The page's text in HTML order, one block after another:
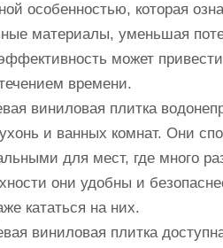
особенностью, которая
материалы, уменьшая
может
времени.
виниловая плитка
и ванных комнат. Они
для мест, где много
они удобны и
кататься на них.
виниловая плитка